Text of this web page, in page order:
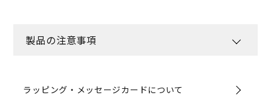
製品の注意事項
ラッピング・メッセージカードについて